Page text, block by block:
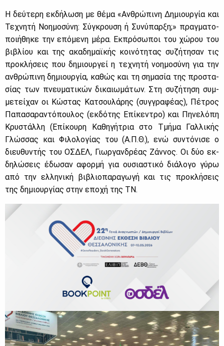
Η δεύ­τε­ρη εκ­δή­λω­ση με θέ­μα «Αν­θρώ­πι­νη Δη­μιουρ­γία και
Τε­χνη­τή Νοη­μο­σύ­νη: Σύ­γκρου­ση ή Συ­νύ­παρ­ξη;» πραγ­μα­το­
ποι­ή­θη­κε την επό­με­νη μέ­ρα. Εκ­πρό­σω­ποι του χώ­ρου του
βι­βλί­ου και της ακα­δη­μαϊ­κής κοι­νό­τη­τας συ­ζή­τη­σαν τις
προ­κλή­σεις που δη­μιουρ­γεί η τε­χνη­τή νοη­μο­σύ­νη για την
αν­θρώ­πι­νη δη­μιουρ­γία, κα­θώς και τη ση­μα­σία της προ­στα­
σί­ας των πνευ­μα­τι­κών δι­καιω­μά­των. Στη συ­ζή­τη­ση συμ­
με­τεί­χαν οι Κώ­στας Κα­τσου­λά­ρης (συγ­γρα­φέ­ας), Πέ­τρος
Πα­πα­σα­ρα­ντό­που­λος (εκ­δό­της Επί­κε­ντρο) και Πη­νε­λό­πη
Κρυ­στάλ­λη (Επί­κου­ρη Κα­θη­γή­τρια στο Τμή­μα Γαλ­λι­κής
Γλώσ­σας και Φι­λο­λο­γί­ας του (Α.Π.Θ.), ενώ συ­ντό­νι­σε ο
διευ­θυ­ντής του ΟΣ­ΔΕΛ, Γιωρ­γαν­δρέ­ας Ζάν­νος. Οι δύο εκ­
δη­λώ­σεις έδω­σαν αφορ­μή για ου­σια­στι­κό διά­λο­γο γύ­ρω
από την ελ­λη­νι­κή βι­βλιο­πα­ρα­γω­γή και τις προ­κλή­σεις
της δη­μιουρ­γί­ας στην επο­χή της ΤΝ.